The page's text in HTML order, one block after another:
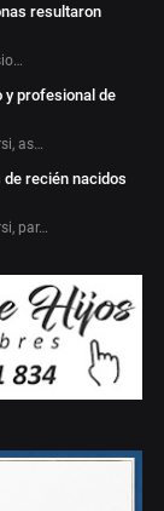
resultaron
y profesional de
as…
de recién nacidos
par…